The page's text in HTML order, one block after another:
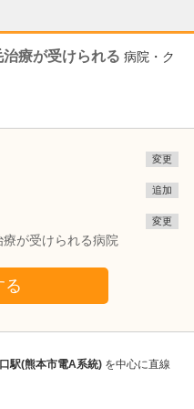
療が受けられる 病院・ク
変更
追加
療が受けられる病院
変更
る
駅(熊本市電A系統) を中心に直線